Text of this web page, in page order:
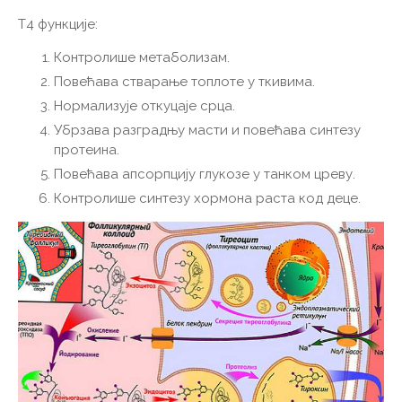
Т4 функције:
Контролише метаболизам.
Повећава стварање топлоте у ткивима.
Нормализује откуцаје срца.
Убрзава разградњу масти и повећава синтезу
протеина.
Повећава апсорпцију глукозе у танком цреву.
Контролише синтезу хормона раста код деце.